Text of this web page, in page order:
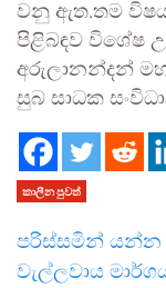
වනු ඇත.තම
පිළිබඳව විශේෂ
අරුලානන්දන්
සුබ සාධක
කාලීන පුවත්
පරිස්සමින්
වැල්ලවාය